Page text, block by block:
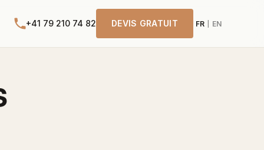
+41 79 210 74 82 DEVIS GRATUIT FR EN